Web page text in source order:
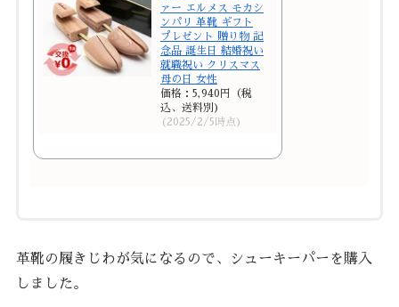
ァー エルメス モカシ
ンパリ 革靴 ギフト
プレゼント 贈り物 記
念品 誕生日 結婚祝い
就職祝い クリスマス
母の日 女性
価格：5,940円（税
込、送料別)
(2025/2/5時点)
革靴の履きじわが気になるので、シューキーパーを購入
しました。